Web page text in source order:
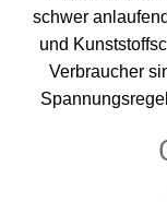
schwer
und
Verbraucher